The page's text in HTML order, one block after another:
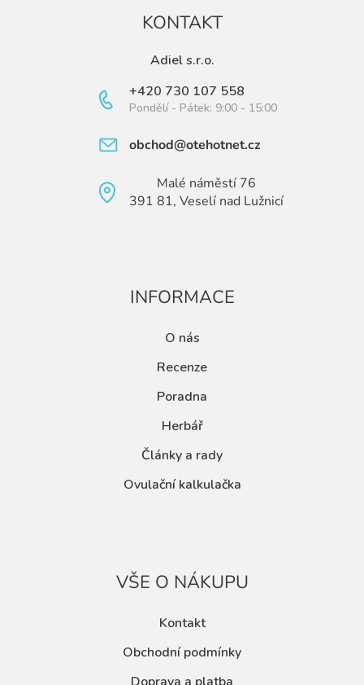
KONTAKT
Adiel s.r.o.
+420 730 107 558
Pondělí - Pátek: 9:00 - 15:00
obchod@otehotnet.cz
Malé náměstí 76
391 81, Veselí nad Lužnicí
INFORMACE
O nás
Recenze
Poradna
Herbář
Články a rady
Ovulační kalkulačka
VŠE O NÁKUPU
Kontakt
Obchodní podmínky